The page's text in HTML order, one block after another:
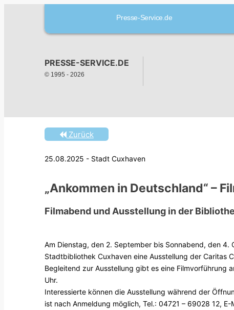
Presse-Service.de
PRESSE-SERVICE.DE
© 1995 - 2026
Zurück
25.08.2025 - Stadt Cuxhaven
„Ankommen in Deutschland“ –
Filmabend und Ausstellung in der
Am Dienstag, den 2. September bis Sonnabend, den
Stadtbibliothek Cuxhaven eine Ausstellung der Caritas
Begleitend zur Ausstellung gibt es eine Filmvorführung
Uhr.
Interessierte können die Ausstellung während der
ist nach Anmeldung möglich, Tel.: 04721 – 69028 12,